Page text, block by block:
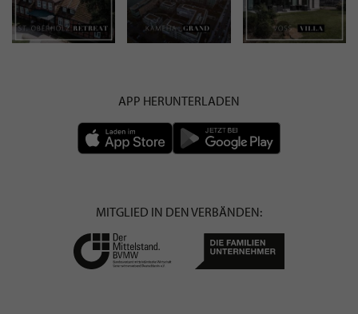
APP HERUNTERLADEN
MITGLIED IN DEN VERBÄNDEN: